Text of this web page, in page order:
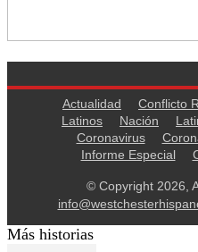
Actualidad Conflicto
Latinos
Nación
Coronavirus
Informe Especial
© Copyright 2026,
Más historias